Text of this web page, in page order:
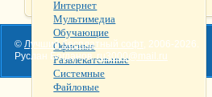
Интернет
Мультимедиа
Обучающие
Офисные
Развлекательные
Системные
Файловые
© Лучший бесплатный софт, 2006-2026.
Руслан Богданов,ru3000@mail.ru